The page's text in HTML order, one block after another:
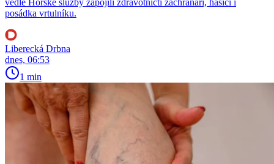
vedle Horské služby zapojili zdravotničtí záchranáři, hasiči i
posádka vrtulníku.
Liberecká Drbna
dnes, 06:53
1 min